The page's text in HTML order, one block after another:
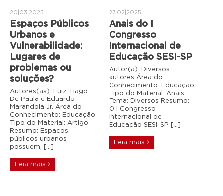
20|03|2025
Espaços Públicos
Urbanos e
Vulnerabilidade:
Lugares de
problemas ou
soluções?
Autores(as): Luiz Tiago
De Paula e Eduardo
Marandola Jr. Área do
Conhecimento: Educação
Tipo do Material: Artigo
Resumo: Espaços
públicos urbanos
possuem, […]
Leia mais
27|02|2025
Anais do I
Congresso
Internacional de
Educação SESI-SP
Autor(a): Diversos
autores Área do
Conhecimento: Educação
Tipo do Material: Anais
Tema: Diversos Resumo:
O I Congresso
Internacional de
Educação SESI-SP […]
Leia mais